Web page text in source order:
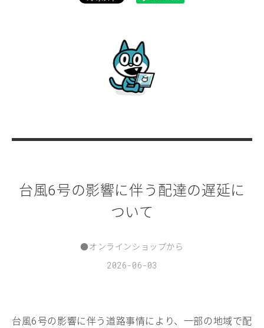
台風6号の影響に伴う配達の遅延に
ついて
●オンラインショップから
2026-06-03
台風6号の影響に伴う道路事情により、一部の地域で配